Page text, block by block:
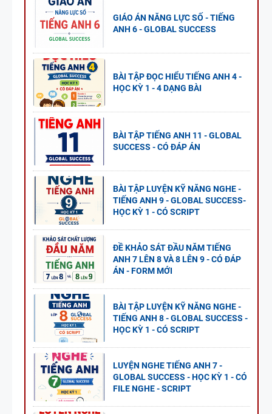
GIÁO ÁN NĂNG LỰC SỐ - TIẾNG
ANH 6 - GLOBAL SUCCESS
BÀI TẬP ĐỌC HIỂU TIẾNG ANH 4 -
HỌC KỲ 1 - 4 DẠNG BÀI
BÀI TẬP TIẾNG ANH 11 - GLOBAL
SUCCESS - CÓ ĐÁP ÁN
BÀI TẬP LUYỆN KỸ NĂNG NGHE -
TIẾNG ANH 9 - GLOBAL SUCCESS-
HỌC KỲ 1 - CÓ SCRIPT
ĐỀ KHẢO SÁT ĐẦU NĂM TIẾNG
ANH 7 LÊN 8 VÀ 8 LÊN 9 - CÓ ĐÁP
ÁN - FORM MỚI
BÀI TẬP LUYỆN KỸ NĂNG NGHE -
TIẾNG ANH 8 - GLOBAL SUCCESS -
HỌC KỲ 1 - CÓ SCRIPT
LUYỆN NGHE TIẾNG ANH 7 -
GLOBAL SUCCESS - HỌC KỲ 1 - CÓ
FILE NGHE - SCRIPT